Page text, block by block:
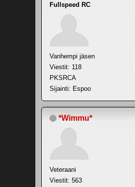
Fullspeed RC
Vanhempi jäsen
Viestit: 118
PKSRCA
Sijainti: Espoo
*Wimmu*
Veteraani
Viestit: 563